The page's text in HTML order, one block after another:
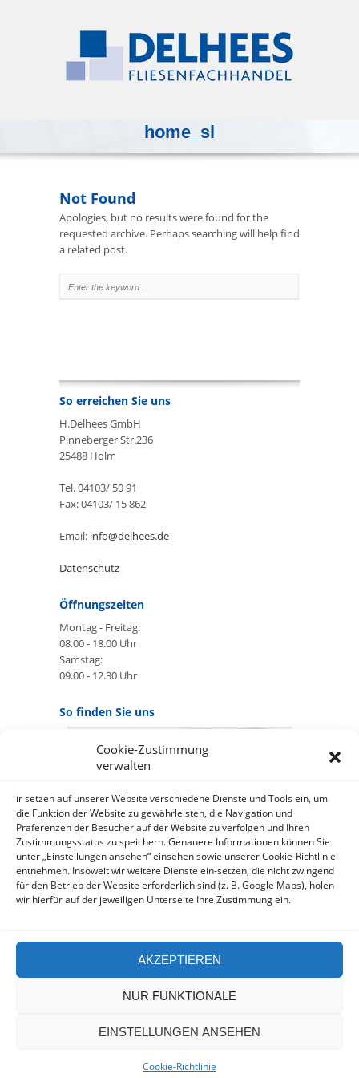
Cookie-Zustimmung
verwalten
ir setzen auf unserer Website verschiedene Dienste und Tools ein, um
die Funktion der Website zu gewährleisten, die Navigation und
Präferenzen der Besucher auf der Website zu verfolgen und Ihren
Zustimmungsstatus zu speichern. Genauere Informationen können Sie
unter „Einstellungen ansehen“ einsehen sowie unserer Cookie-Richtlinie
entnehmen. Insoweit wir weitere Dienste ein-setzen, die nicht zwingend
für den Betrieb der Website erforderlich sind (z. B. Google Maps), holen
wir hierfür auf der jeweiligen Unterseite Ihre Zustimmung ein.
AKZEPTIEREN
NUR FUNKTIONALE
EINSTELLUNGEN ANSEHEN
Cookie-Richtlinie
home_sl
Not Found
Apologies, but no results were found for the
requested archive. Perhaps searching will help find
a related post.
So erreichen Sie uns
H.Delhees GmbH
Pinneberger Str.236
25488 Holm
Tel. 04103/ 50 91
Fax: 04103/ 15 862
Email: info@delhees.de
Datenschutz
Öffnungszeiten
Montag - Freitag:
08.00 - 18.00 Uhr
Samstag:
09.00 - 12.30 Uhr
So finden Sie uns
GOOGLE MAPS:
AKZEPTIEREN
Anbieter: Google Ireland Limited
Bei der Nutzung dieses Dienstes
werden Daten an Google
über¬mittelt, außer¬dem ist es
wahr-scheinlich dass Google Daten
(z.B. Cookies) auf Ihrem Gerät
https://policies.google.com/privacy?
hl=de&gl=de